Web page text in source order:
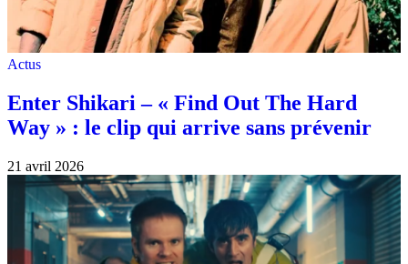
Actus
Enter Shikari – « Find Out The Hard
Way » : le clip qui arrive sans prévenir
21 avril 2026